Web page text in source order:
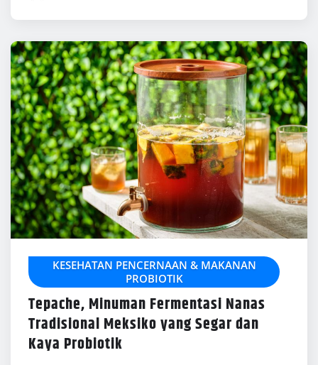
KESEHATAN PENCERNAAN & MAKANAN
PROBIOTIK
Tepache, Minuman Fermentasi Nanas
Tradisional Meksiko yang Segar dan
Kaya Probiotik